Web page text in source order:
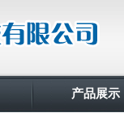
产品展示